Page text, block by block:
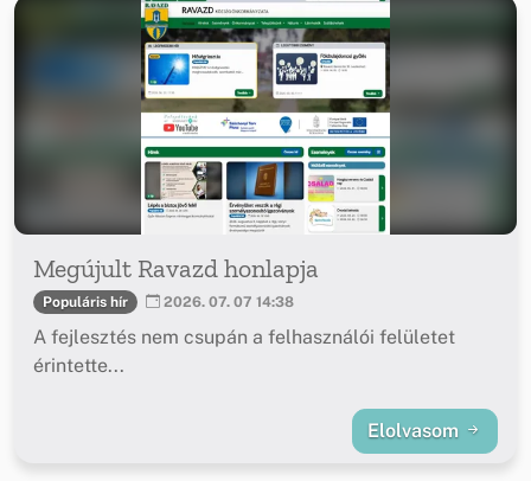
Megújult Ravazd honlapja
Populáris hír 2026. 07. 07 14:38
A fejlesztés nem csupán a felhasználói felületet
érintette...
Elolvasom